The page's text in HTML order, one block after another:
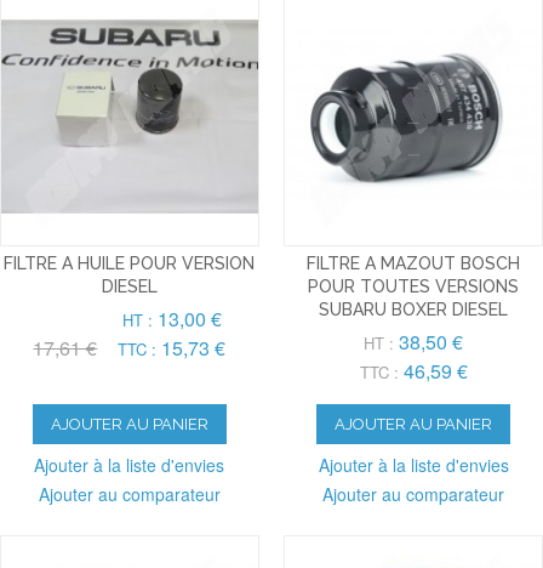
FILTRE A HUILE POUR VERSION
DIESEL
17,61 €
HT : 13,00 €
TTC : 15,73 €
AJOUTER AU PANIER
Ajouter à la liste d'envies
Ajouter au comparateur
FILTRE A MAZOUT BOSCH
POUR TOUTES VERSIONS
SUBARU BOXER DIESEL
HT : 38,50 €
TTC : 46,59 €
AJOUTER AU PANIER
Ajouter à la liste d'envies
Ajouter au comparateur